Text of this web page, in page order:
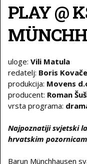
PLAY @
uloge: Vili Matula
redatelj: Boris
produkcija: Movens
producent: Roman
vrsta programa:
Najpoznatiji svjetski
hrvatskim
Barun Münchhausen